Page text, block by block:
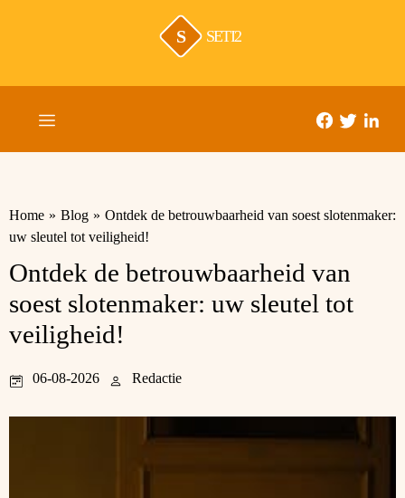
S SETI2
Home » Blog » Ontdek de betrouwbaarheid van soest slotenmaker:
uw sleutel tot veiligheid!
Ontdek de betrouwbaarheid van
soest slotenmaker: uw sleutel tot
veiligheid!
06-08-2026 Redactie